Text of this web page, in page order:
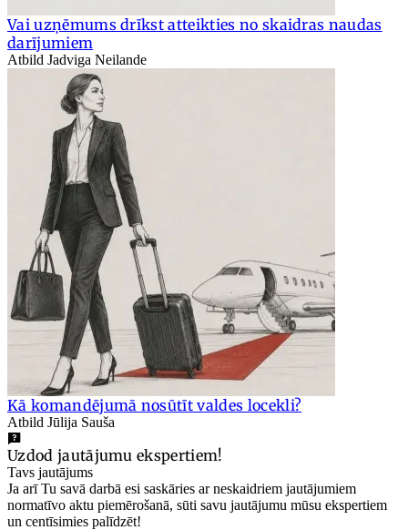
Vai uzņēmums drīkst atteikties no skaidras naudas
darījumiem
Atbild Jadviga Neilande
Kā komandējumā nosūtīt valdes locekli?
Atbild Jūlija Sauša
Uzdod jautājumu ekspertiem!
Tavs jautājums
Ja arī Tu savā darbā esi saskāries ar neskaidriem jautājumiem
normatīvo aktu piemērošanā, sūti savu jautājumu mūsu ekspertiem
un centīsimies palīdzēt!